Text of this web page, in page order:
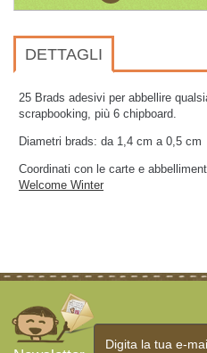
DETTAGLI
25 Brads adesivi per abbellire
scrapbooking, più 6 chipboard.
Diametri brads: da 1,4 cm a 0,5 cm
Coordinati con le carte e
Welcome Winter